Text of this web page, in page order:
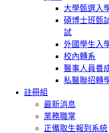
大學甄選入
碩博士班甄
試
外國學生入
校內轉系
醫事人員養
私醫聯招轉
註冊組
最新消息
業務職掌
正備取生報到系統